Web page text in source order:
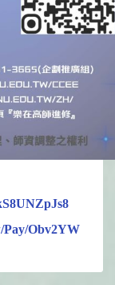
Pay/Obv2YW